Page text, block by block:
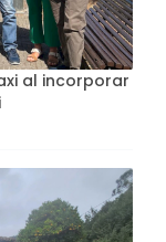
al incorporar